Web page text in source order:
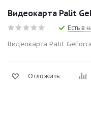
Видеокарта Palit
Есть в
Видеокарта Palit
Отложить